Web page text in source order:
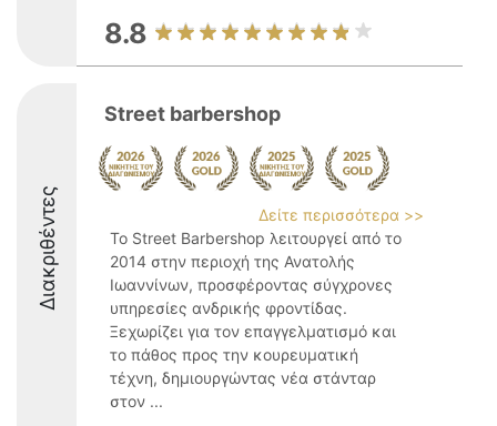
8.8
Διακριθέντες
Street barbershop
Δείτε περισσότερα >>
Το Street Barbershop λειτουργεί από το
2014 στην περιοχή της Ανατολής
Ιωαννίνων, προσφέροντας σύγχρονες
υπηρεσίες ανδρικής φροντίδας.
Ξεχωρίζει για τον επαγγελματισμό και
το πάθος προς την κουρευματική
τέχνη, δημιουργώντας νέα στάνταρ
στον ...